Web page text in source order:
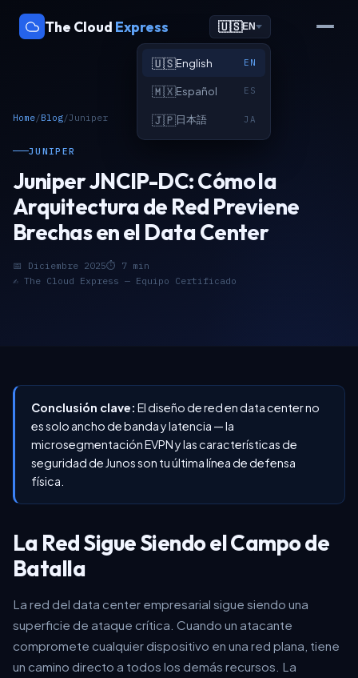
The Cloud Express 🇺🇸EN
🇺🇸English EN
🇲🇽Español ES
🇯🇵日本語 JA
Home/Blog/Juniper
JUNIPER
Juniper JNCIP-DC: Cómo la
Arquitectura de Red Previene
Brechas en el Data Center
📅 Diciembre 2025⏱ 7 min
✍️ The Cloud Express — Equipo Certificado
Conclusión clave: El diseño de red en data center no
es solo ancho de banda y latencia — la
microsegmentación EVPN y las características de
seguridad de Junos son tu última línea de defensa
física.
La Red Sigue Siendo el Campo de
Batalla
La red del data center empresarial sigue siendo una
superficie de ataque crítica. Cuando un atacante
compromete cualquier dispositivo en una red plana, tiene
un camino directo a todos los demás recursos. La